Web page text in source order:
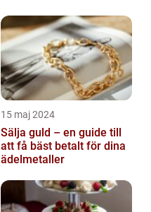
15 maj 2024
Sälja guld – en guide till
att få bäst betalt för dina
ädelmetaller